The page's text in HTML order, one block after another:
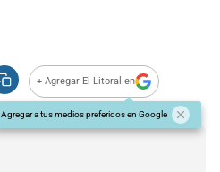
+ Agregar El Litoral en
Agregar a tus medios preferidos en Google